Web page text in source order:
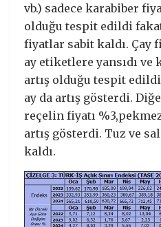
vb.) sadece karabiber
olduğu tespit edildi
fiyatlar sabit kaldı. Çay
ay etiketlere yansıdı
artış olduğu tespit
ay da artış gösterdi.
reçelin fiyatı
artış gösterdi. Tuz ve
kaldı.